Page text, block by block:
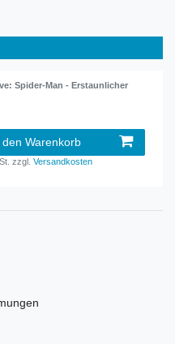
Spider-Man - Erstaunlicher
den Warenkorb
zzgl.Versandkosten